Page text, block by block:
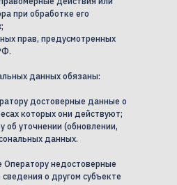
при обработке его
прав, предусмотренных
данных обязаны:
достоверные данные о
которых они действуют;
об уточнении (обновлении,
данных.
Оператору недостоверные
о другом субъекте